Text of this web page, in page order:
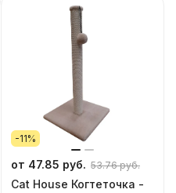
-11%
от 47.85 руб. 53.76 руб.
Cat House Когтеточка -